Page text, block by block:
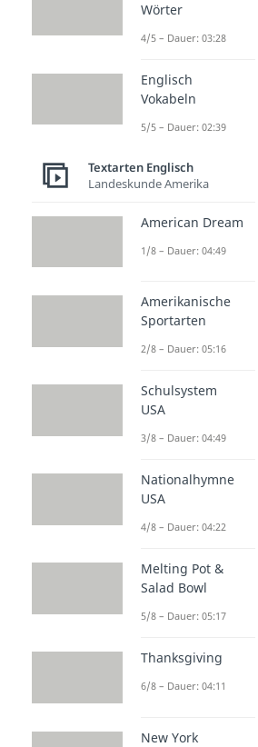
Wörter
4/5 – Dauer: 03:28
Englisch
Vokabeln
5/5 – Dauer: 02:39
Textarten Englisch
Landeskunde Amerika
American Dream
1/8 – Dauer: 04:49
Amerikanische
Sportarten
2/8 – Dauer: 05:16
Schulsystem
USA
3/8 – Dauer: 04:49
Nationalhymne
USA
4/8 – Dauer: 04:22
Melting Pot &
Salad Bowl
5/8 – Dauer: 05:17
Thanksgiving
6/8 – Dauer: 04:11
New York